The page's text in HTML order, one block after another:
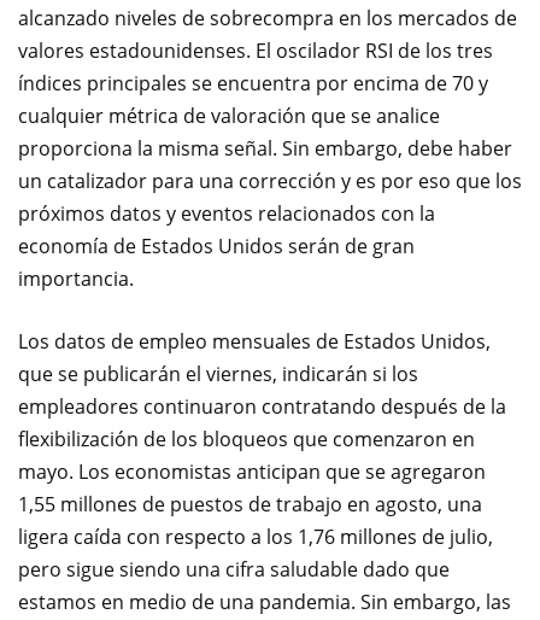
alcanzado niveles de sobrecompra en los mercados de
valores estadounidenses. El oscilador RSI de los tres
índices principales se encuentra por encima de 70 y
cualquier métrica de valoración que se analice
proporciona la misma señal. Sin embargo, debe haber
un catalizador para una corrección y es por eso que los
próximos datos y eventos relacionados con la
economía de Estados Unidos serán de gran
importancia.
Los datos de empleo mensuales de Estados Unidos,
que se publicarán el viernes, indicarán si los
empleadores continuaron contratando después de la
flexibilización de los bloqueos que comenzaron en
mayo. Los economistas anticipan que se agregaron
1,55 millones de puestos de trabajo en agosto, una
ligera caída con respecto a los 1,76 millones de julio,
pero sigue siendo una cifra saludable dado que
estamos en medio de una pandemia. Sin embargo, las